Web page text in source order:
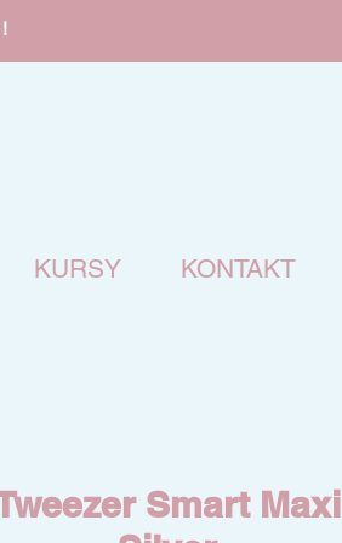
KURSY KONTAKT
Smart Maxi